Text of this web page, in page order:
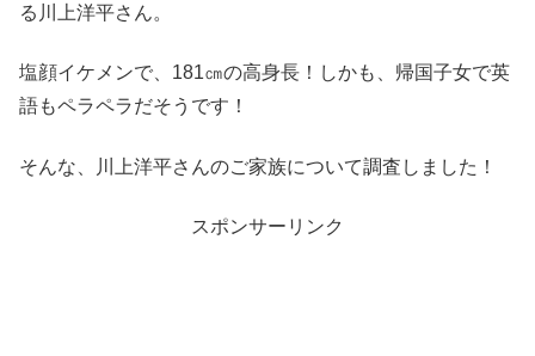
る川上洋平さん。
塩顔イケメンで、181㎝の高身長！しかも、帰国子女で英
語もペラペラだそうです！
そんな、川上洋平さんのご家族について調査しました！
スポンサーリンク